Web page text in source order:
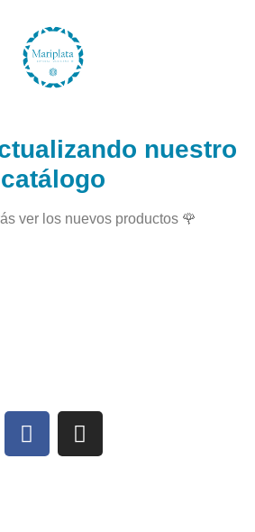
nuestro
catálogo
ver los nuevos productos 🌹